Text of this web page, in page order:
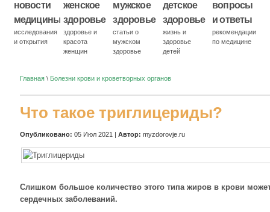
новости
медицины
исследования
и открытия
женское
здоровье
здоровье и
красота
женщин
мужское
здоровье
статьи о
мужском
здоровье
детское
здоровье
жизнь и
здоровье
детей
вопросы
и ответы
рекомендации
по медицине
Главная \ Болезни крови и кроветворных органов
Что такое триглицериды?
Опубликовано: 05 Июл 2021 | Автор: myzdorovje.ru
Слишком большое количество этого типа жиров в крови
сердечных заболеваний.